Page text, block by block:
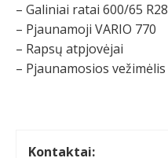
– Galiniai ratai 600/65 R28
– Pjaunamoji VARIO 770
– Rapsų atpjovėjai
– Pjaunamosios vežimėlis
Kontaktai: